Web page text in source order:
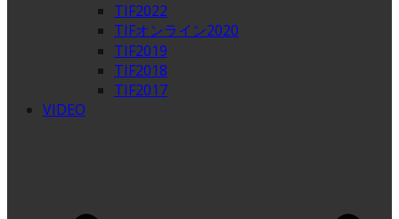
TIF2022
TIFオンライン2020
TIF2019
TIF2018
TIF2017
VIDEO